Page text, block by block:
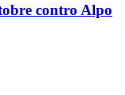
contro Alpo